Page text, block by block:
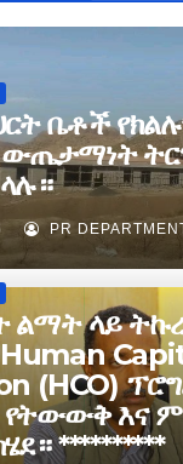
ቤቶች
PR
ልማት ላይ
(HCO)
እና
**********